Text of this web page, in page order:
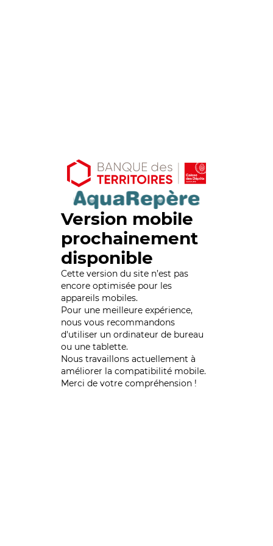
Version mobile
prochainement
disponible
Cette version du site n’est pas
encore optimisée pour les
appareils mobiles.
Pour une meilleure expérience,
nous vous recommandons
d'utiliser un ordinateur de bureau
ou une tablette.
Nous travaillons actuellement à
améliorer la compatibilité mobile.
Merci de votre compréhension !